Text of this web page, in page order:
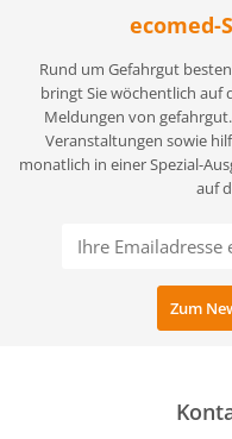
ecomed-
Rund um Gefahrgut
bringt Sie wöchentlich auf
Meldungen von
Veranstaltungen sowie
monatlich in einer Spezial-
auf